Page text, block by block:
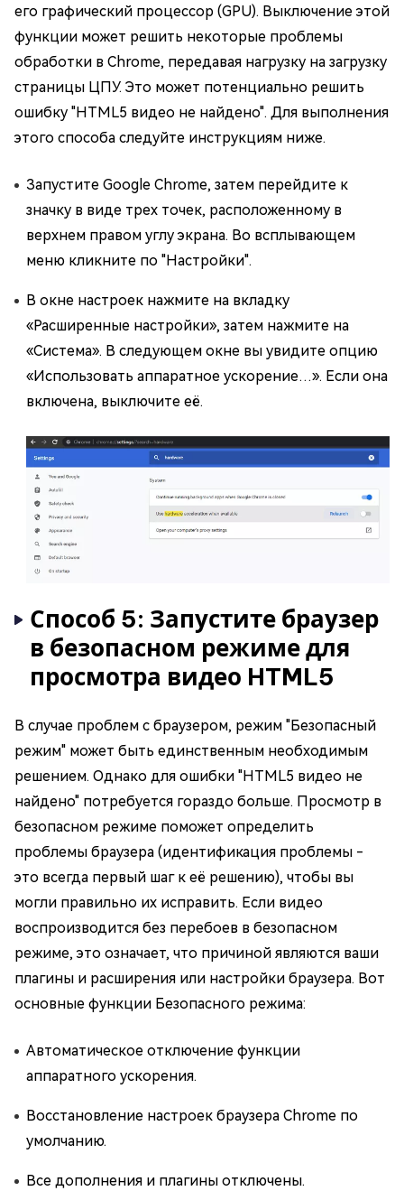
его графический процессор (GPU). Выключение этой
функции может решить некоторые проблемы
обработки в Chrome, передавая нагрузку на загрузку
страницы ЦПУ. Это может потенциально решить
ошибку "HTML5 видео не найдено". Для выполнения
этого способа следуйте инструкциям ниже.
Запустите Google Chrome, затем перейдите к
значку в виде трех точек, расположенному в
верхнем правом углу экрана. Во всплывающем
меню кликните по "Настройки".
В окне настроек нажмите на вкладку
«Расширенные настройки», затем нажмите на
«Система». В следующем окне вы увидите опцию
«Использовать аппаратное ускорение…». Если она
включена, выключите её.
Способ 5: Запустите браузер
в безопасном режиме для
просмотра видео HTML5
В случае проблем с браузером, режим "Безопасный
режим" может быть единственным необходимым
решением. Однако для ошибки "HTML5 видео не
найдено" потребуется гораздо больше. Просмотр в
безопасном режиме поможет определить
проблемы браузера (идентификация проблемы -
это всегда первый шаг к её решению), чтобы вы
могли правильно их исправить. Если видео
воспроизводится без перебоев в безопасном
режиме, это означает, что причиной являются ваши
плагины и расширения или настройки браузера. Вот
основные функции Безопасного режима:
Автоматическое отключение функции
аппаратного ускорения.
Восстановление настроек браузера Chrome по
умолчанию.
Все дополнения и плагины отключены.